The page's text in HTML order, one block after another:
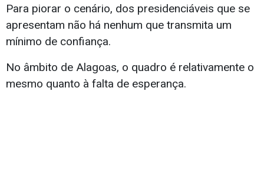
Para piorar o cenário, dos presidenciáveis que se
apresentam não há nenhum que transmita um
mínimo de confiança.
No âmbito de Alagoas, o quadro é relativamente o
mesmo quanto à falta de esperança.